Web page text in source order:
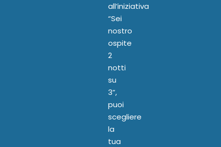
all’iniziativa
“Sei
nostro
ospite
2
notti
su
3”,
puoi
scegliere
la
tua